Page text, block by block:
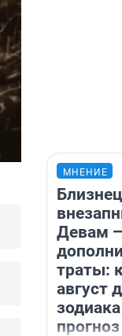
МНЕНИЕ
Девам
траты:
август
прогноз